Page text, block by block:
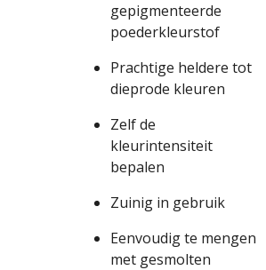
gepigmenteerde
poederkleurstof
Prachtige heldere tot
dieprode kleuren
Zelf de
kleurintensiteit
bepalen
Zuinig in gebruik
Eenvoudig te mengen
met gesmolten